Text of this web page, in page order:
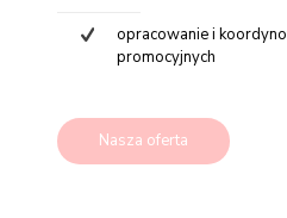
opracowanie i
promocyjnych
Nasza oferta